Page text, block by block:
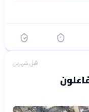
قبل شهرين